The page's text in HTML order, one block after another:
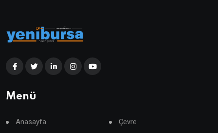
Menü
Anasayfa Çevre